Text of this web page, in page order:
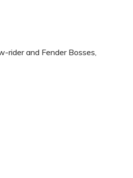
rider and Fender Bosses,